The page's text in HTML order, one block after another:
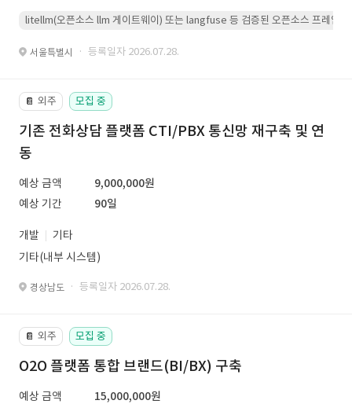
litellm(오픈소스 llm 게이트웨이) 또는 langfuse 등 검증된 오픈소스 프레임워
서울특별시 · 등록일자 2026.07.28.
📔 외주 모집 중
기존 전화상담 플랫폼 CTI/PBX 통신망 재구축 및 연
동
예상 금액
9,000,000원
예상 기간
90일
개발
기타
기타(내부 시스템)
경상남도 · 등록일자 2026.07.28.
📔 외주 모집 중
O2O 플랫폼 통합 브랜드(BI/BX) 구축
예상 금액
15,000,000원